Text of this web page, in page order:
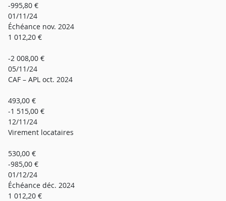
-995,80 €
01/11/24
Échéance nov. 2024
1 012,20 €
-2 008,00 €
05/11/24
CAF – APL oct. 2024
493,00 €
-1 515,00 €
12/11/24
Virement locataires
530,00 €
-985,00 €
01/12/24
Échéance déc. 2024
1 012,20 €